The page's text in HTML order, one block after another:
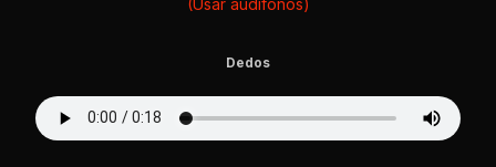
(Usar audífonos)
Dedos